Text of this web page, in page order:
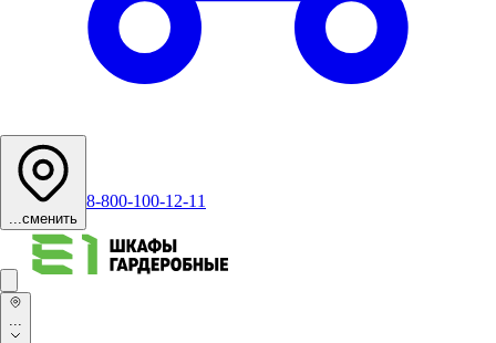
...сменить
8-800-100-12-11
...